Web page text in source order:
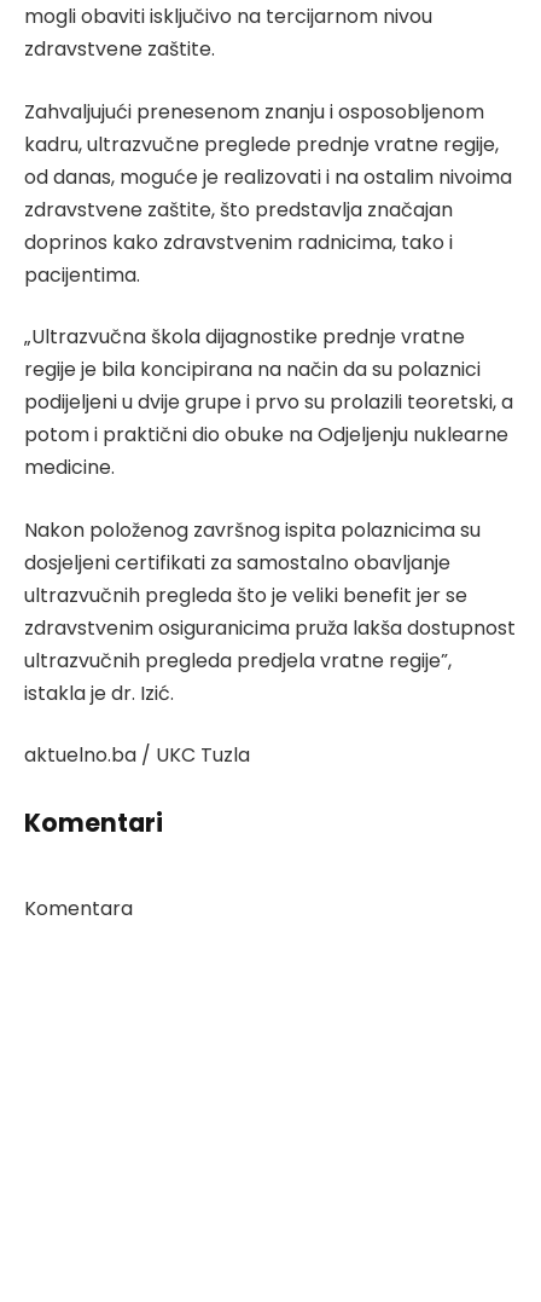
mogli obaviti isključivo na tercijarnom nivou
zdravstvene zaštite.
Zahvaljujući prenesenom znanju i osposobljenom
kadru, ultrazvučne preglede prednje vratne regije,
od danas, moguće je realizovati i na ostalim nivoima
zdravstvene zaštite, što predstavlja značajan
doprinos kako zdravstvenim radnicima, tako i
pacijentima.
„Ultrazvučna škola dijagnostike prednje vratne
regije je bila koncipirana na način da su polaznici
podijeljeni u dvije grupe i prvo su prolazili teoretski, a
potom i praktični dio obuke na Odjeljenju nuklearne
medicine.
Nakon položenog završnog ispita polaznicima su
dosjeljeni certifikati za samostalno obavljanje
ultrazvučnih pregleda što je veliki benefit jer se
zdravstvenim osiguranicima pruža lakša dostupnost
ultrazvučnih pregleda predjela vratne regije”,
istakla je dr. Izić.
aktuelno.ba / UKC Tuzla
Komentari
Komentara